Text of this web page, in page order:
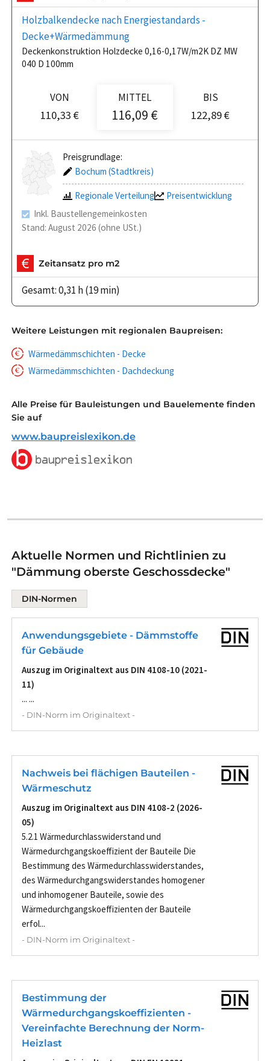
Holzbalkendecke nach Energiestandards -
Decke+Wärmedämmung
Deckenkonstruktion Holzdecke 0,16-0,17W/m2K DZ MW
040 D 100mm
VON
110,33 €
MITTEL
116,09 €
BIS
122,89 €
Preisgrundlage:
Bochum (Stadtkreis)
Regionale Verteilung
Preisentwicklung
Inkl. Baustellengemeinkosten
Stand: August 2026 (ohne USt.)
Zeitansatz pro m2
Gesamt: 0,31 h (19 min)
Weitere Leistungen mit regionalen Baupreisen:
Wärmedämmschichten - Decke
Wärmedämmschichten - Dachdeckung
Alle Preise für Bauleistungen und Bauelemente finden
Sie auf
www.baupreislexikon.de
Aktuelle Normen und Richtlinien zu
"Dämmung oberste Geschossdecke"
DIN-Normen
Anwendungsgebiete - Dämmstoffe
für Gebäude
Auszug im Originaltext aus DIN 4108-10 (2021-
11)
... ...
- DIN-Norm im Originaltext -
Nachweis bei flächigen Bauteilen -
Wärmeschutz
Auszug im Originaltext aus DIN 4108-2 (2026-
05)
5.2.1 Wärmedurchlasswiderstand und
Wärmedurchgangskoeffizient der Bauteile Die
Bestimmung des Wärmedurchlasswiderstandes,
des Wärmedurchgangswiderstandes homogener
und inhomogener Bauteile, sowie des
Wärmedurchgangskoeffizienten der Bauteile
erfol...
- DIN-Norm im Originaltext -
Bestimmung der
Wärmedurchgangskoeffizienten -
Vereinfachte Berechnung der Norm-
Heizlast